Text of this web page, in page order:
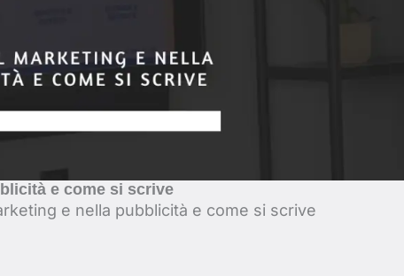
e come si scrive
e nella pubblicità e come si scrive